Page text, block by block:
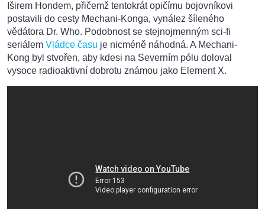
Iširem Hondem, přičemž tentokrát opičímu bojovníkovi
postavili do cesty Mechani-Konga, vynález šíleného
vědátora Dr. Who. Podobnost se stejnojmenným sci-fi
seriálem Vládce času je nicméně náhodná. A Mechani-
Kong byl stvořen, aby kdesi na Severním pólu doloval
vysoce radioaktivní dobrotu známou jako Element X.